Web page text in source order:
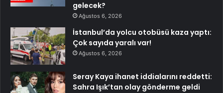
gelecek?
Ağustos 6, 2026
İstanbul’da yolcu otobüsü kaza yaptı:
Çok sayıda yaralı var!
Ağustos 6, 2026
Seray Kaya ihanet iddialarını reddetti:
Sahra Işık’tan olay gönderme geldi